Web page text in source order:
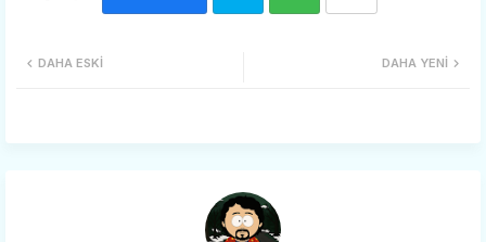
DAHA YENI
DAHA ESKI